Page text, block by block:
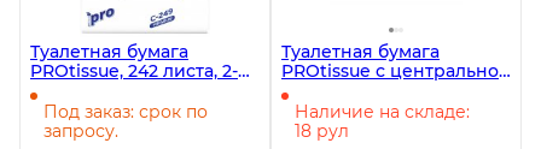
Туалетная бумага
PROtissue, 242 листа, 2-
слойная, V-сложения,
листовая, белая, 40 штук
Под заказ: срок по
запросу.
Туалетная бумага
PROtissue с центральной
вытяжкой, 2-слойная, 215
метров, белая, 6 рулонов
Наличие на складе:
18 рул